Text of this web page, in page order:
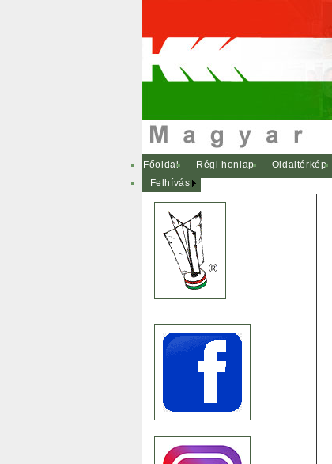
Főoldal Régi honlap Oldaltérkép
Felhívás